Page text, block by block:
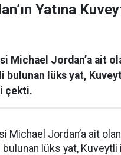
Yatına
Michael Jordan’a ait
bulunan lüks yat,
çekti.
Michael Jordan’a ait
bulunan lüks yat, Kuveytli